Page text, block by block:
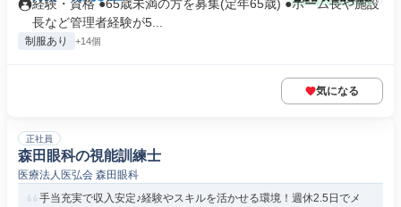
経験・資格 ●65歳未満の方を募集(定年65歳) ●ホーム長や施設
長など管理者経験が5...
制服あり +14個
気になる
正社員
森田眼科の視能訓練士
医療法人医弘会 森田眼科
手当充実で収入安定♪経験やスキルを活かせる環境！週休2.5日でメ